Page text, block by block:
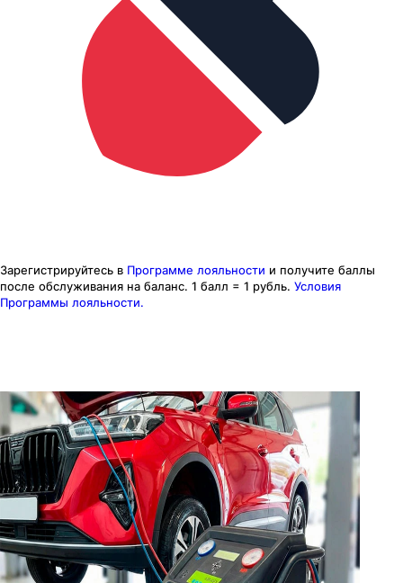
Зарегистрируйтесь в Программе лояльности и получите баллы
после обслуживания на баланс. 1 балл = 1 рубль. Условия
Программы лояльности.